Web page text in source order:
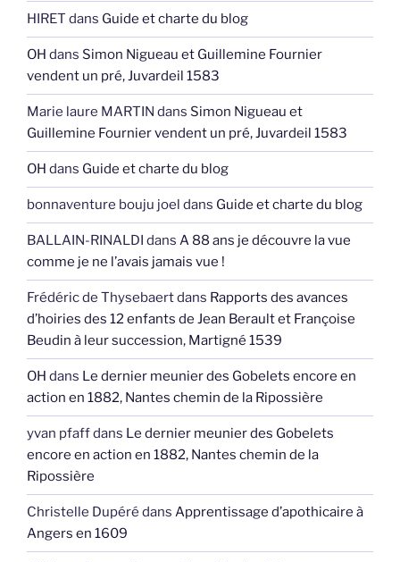
HIRET dans Guide et charte du blog
OH dans Simon Nigueau et Guillemine Fournier
vendent un pré, Juvardeil 1583
Marie laure MARTIN dans Simon Nigueau et
Guillemine Fournier vendent un pré, Juvardeil 1583
OH dans Guide et charte du blog
bonnaventure bouju joel dans Guide et charte du blog
BALLAIN-RINALDI dans A 88 ans je découvre la vue
comme je ne l’avais jamais vue !
Frédéric de Thysebaertdans Rapports des avances
d’hoiries des 12 enfants de Jean Berault et Françoise
Beudin à leur succession, Martigné 1539
OH dans Le dernier meunier des Gobelets encore en
action en 1882, Nantes chemin de la Ripossière
yvan pfaffdans Le dernier meunier des Gobelets
encore en action en 1882, Nantes chemin de la
Ripossière
Christelle Dupéré dans Apprentissage d’apothicaire à
Angers en 1609